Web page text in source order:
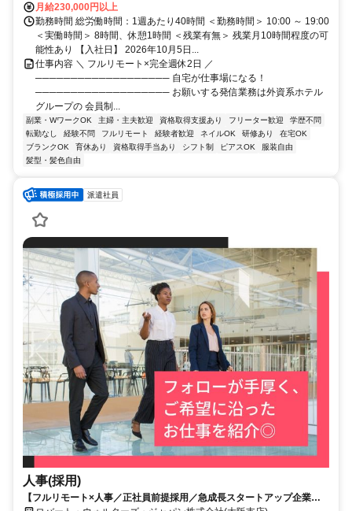
月給230,000円以上
勤務時間 総労働時間：1週あたり40時間 ＜勤務時間＞ 10:00 ～ 19:00
＜実働時間＞ 8時間、休憩1時間 ＜残業有無＞ 残業月10時間程度の可
能性あり 【入社日】 2026年10月5日...
仕事内容 ＼ フルリモート×完全週休2日 ／
─────────────────── 自宅が仕事場になる！
─────────────────── お願いする発信業務は外資系ホテル
グループの 会員制...
副業・WワークOK 主婦・主夫歓迎 資格取得支援あり フリーター歓迎
学歴不問
転勤なし
経験不問 フルリモート 経験者歓迎 ネイルOK 研修あり
在宅OK
ブランクOK
育休あり 資格取得手当あり シフト制 ピアスOK
服装自由
髪型・髪色自由
派遣社員
人事(採用)
【フルリモート×人事／正社員前提採用／急成長スタートアップ企業／